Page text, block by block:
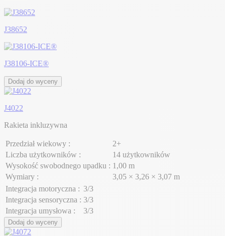
J38652
J38106-ICE®
Dodaj do wyceny
J4022
Rakieta inkluzywna
Przedział wiekowy :
2+
Liczba użytkowników :
14 użytkowników
Wysokość swobodnego upadku : 1,00 m
Wymiary :
3,05 × 3,26 × 3,07 m
Integracja motoryczna : 3/3
Integracja sensoryczna : 3/3
Integracja umysłowa :
3/3
Dodaj do wyceny